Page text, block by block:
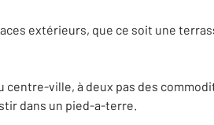
extérieurs, que ce soit une
ville, à deux pas des
dans un pied-a-terre.